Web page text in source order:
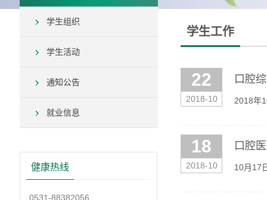
学生组织
学生活动
通知公告
就业信息
健康热线
0531-88382056
学生工作
22
2018-10
口腔
2018年
18
2018-10
口腔
10月17